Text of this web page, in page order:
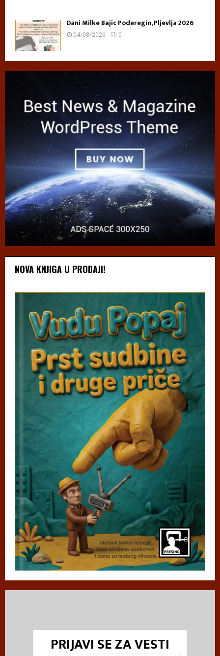
Dani Milke Bajic Poderegin, Pljevlja 2026
04/08/2026 0
NOVA KNJIGA U PRODAJI!
PRIJAVI SE ZA VESTI